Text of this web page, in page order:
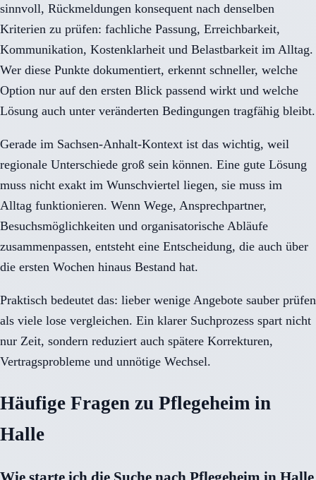
sinnvoll, Rückmeldungen konsequent nach denselben
Kriterien zu prüfen: fachliche Passung, Erreichbarkeit,
Kommunikation, Kostenklarheit und Belastbarkeit im Alltag.
Wer diese Punkte dokumentiert, erkennt schneller, welche
Option nur auf den ersten Blick passend wirkt und welche
Lösung auch unter veränderten Bedingungen tragfähig bleibt.
Gerade im Sachsen-Anhalt-Kontext ist das wichtig, weil
regionale Unterschiede groß sein können. Eine gute Lösung
muss nicht exakt im Wunschviertel liegen, sie muss im
Alltag funktionieren. Wenn Wege, Ansprechpartner,
Besuchsmöglichkeiten und organisatorische Abläufe
zusammenpassen, entsteht eine Entscheidung, die auch über
die ersten Wochen hinaus Bestand hat.
Praktisch bedeutet das: lieber wenige Angebote sauber prüfen
als viele lose vergleichen. Ein klarer Suchprozess spart nicht
nur Zeit, sondern reduziert auch spätere Korrekturen,
Vertragsprobleme und unnötige Wechsel.
Häufige Fragen zu Pflegeheim in
Halle